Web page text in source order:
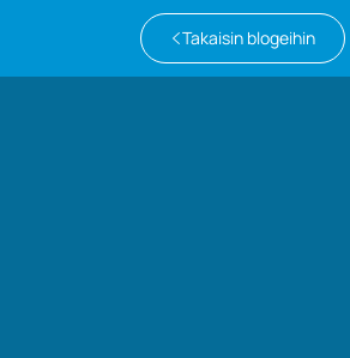
Takaisin blogeihin